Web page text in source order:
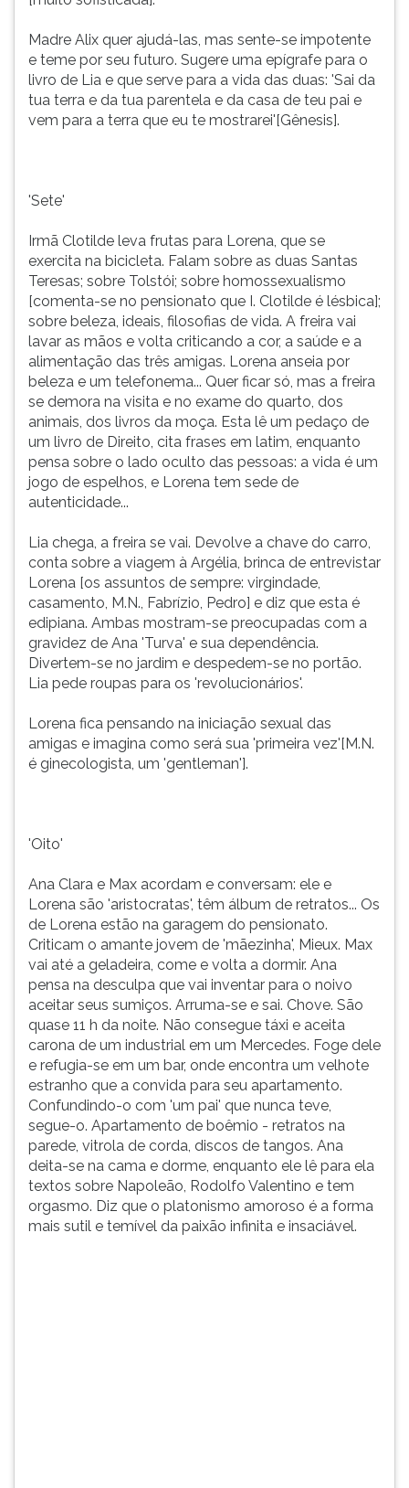
Madre Alix quer ajudá-las, mas sente-se impotente
e teme por seu futuro. Sugere uma epígrafe para o
livro de Lia e que serve para a vida das duas: 'Sai da
tua terra e da tua parentela e da casa de teu pai e
vem para a terra que eu te mostrarei'[Gênesis].
'Sete'
Irmã Clotilde leva frutas para Lorena, que se
exercita na bicicleta. Falam sobre as duas Santas
Teresas; sobre Tolstói; sobre homossexualismo
[comenta-se no pensionato que I. Clotilde é lésbica];
sobre beleza, ideais, filosofias de vida. A freira vai
lavar as mãos e volta criticando a cor, a saúde e a
alimentação das três amigas. Lorena anseia por
beleza e um telefonema... Quer ficar só, mas a freira
se demora na visita e no exame do quarto, dos
animais, dos livros da moça. Esta lê um pedaço de
um livro de Direito, cita frases em latim, enquanto
pensa sobre o lado oculto das pessoas: a vida é um
jogo de espelhos, e Lorena tem sede de
autenticidade...
Lia chega, a freira se vai. Devolve a chave do carro,
conta sobre a viagem à Argélia, brinca de entrevistar
Lorena [os assuntos de sempre: virgindade,
casamento, M.N., Fabrízio, Pedro] e diz que esta é
edipiana. Ambas mostram-se preocupadas com a
gravidez de Ana 'Turva' e sua dependência.
Divertem-se no jardim e despedem-se no portão.
Lia pede roupas para os 'revolucionários'.
Lorena fica pensando na iniciação sexual das
amigas e imagina como será sua 'primeira vez'[M.N.
é ginecologista, um 'gentleman'].
'Oito'
Ana Clara e Max acordam e conversam: ele e
Lorena são 'aristocratas', têm álbum de retratos... Os
de Lorena estão na garagem do pensionato.
Criticam o amante jovem de 'mãezinha', Mieux. Max
vai até a geladeira, come e volta a dormir. Ana
pensa na desculpa que vai inventar para o noivo
aceitar seus sumiços. Arruma-se e sai. Chove. São
quase 11 h da noite. Não consegue táxi e aceita
carona de um industrial em um Mercedes. Foge dele
e refugia-se em um bar, onde encontra um velhote
estranho que a convida para seu apartamento.
Confundindo-o com 'um pai' que nunca teve,
segue-o. Apartamento de boêmio - retratos na
parede, vitrola de corda, discos de tangos. Ana
deita-se na cama e dorme, enquanto ele lê para ela
textos sobre Napoleão, Rodolfo Valentino e tem
orgasmo. Diz que o platonismo amoroso é a forma
mais sutil e temível da paixão infinita e insaciável.